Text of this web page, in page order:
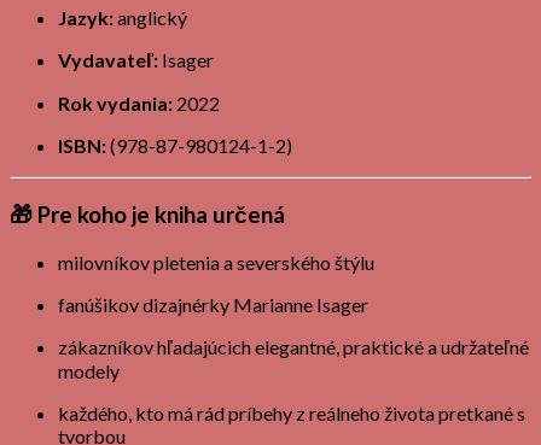
Jazyk:anglický
Vydavateľ: Isager
Rok vydania: 2022
ISBN:(978-87-980124-1-2)
🎁 Pre koho je kniha určená
milovníkov pletenia a severského štýlu
fanúšikov dizajnérky Marianne Isager
zákazníkov hľadajúcich elegantné, praktické a udržateľné
modely
každého, kto má rád príbehy z reálneho života pretkané s
tvorbou